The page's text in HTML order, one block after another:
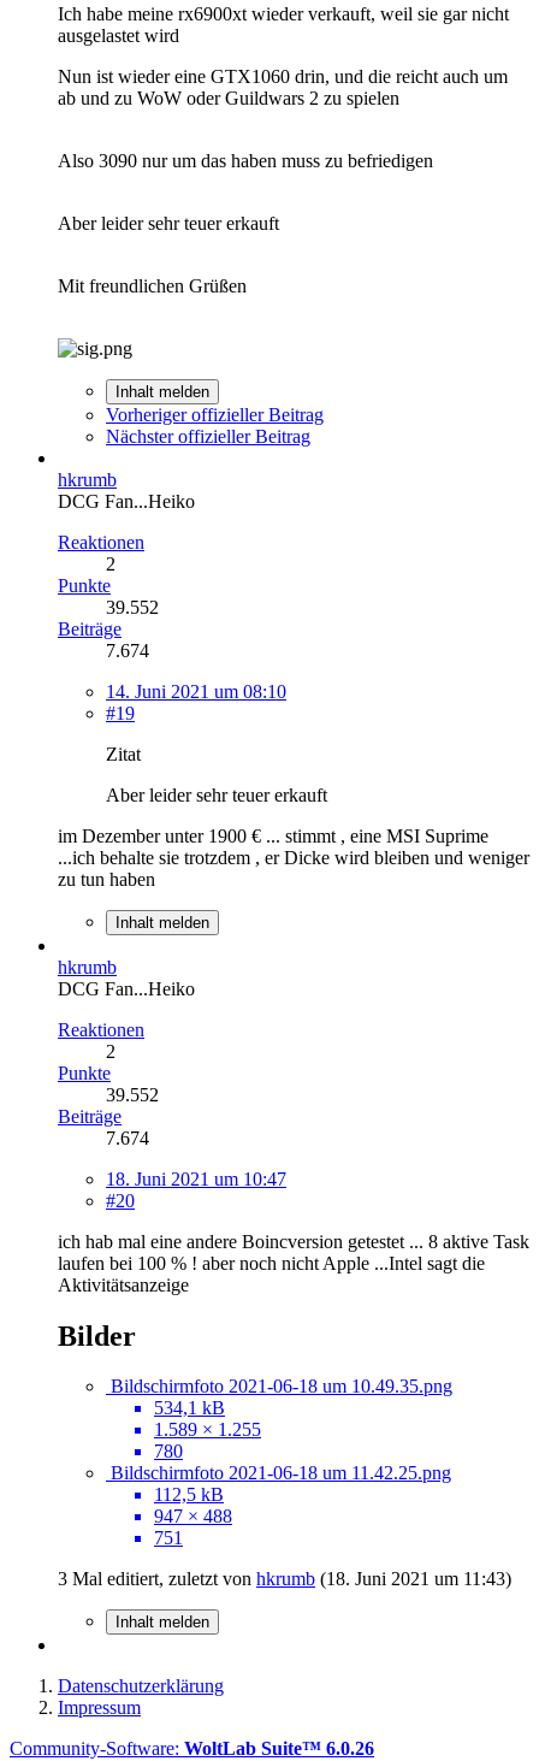
Ich habe meine rx6900xt wieder verkauft, weil sie gar nicht
ausgelastet wird
Nun ist wieder eine GTX1060 drin, und die reicht auch um
ab und zu WoW oder Guildwars 2 zu spielen
Also 3090 nur um das haben muss zu befriedigen
Aber leider sehr teuer erkauft
Mit freundlichen Grüßen
Inhalt melden
Vorheriger offizieller Beitrag
Nächster offizieller Beitrag
hkrumb
DCG Fan...Heiko
Reaktionen
2
Punkte
39.552
Beiträge
7.674
14. Juni 2021 um 08:10
#19
Zitat
Aber leider sehr teuer erkauft
im Dezember unter 1900 € ... stimmt , eine MSI Suprime
...ich behalte sie trotzdem , er Dicke wird bleiben und weniger
zu tun haben
Inhalt melden
hkrumb
DCG Fan...Heiko
Reaktionen
2
Punkte
39.552
Beiträge
7.674
18. Juni 2021 um 10:47
#20
ich hab mal eine andere Boincversion getestet ... 8 aktive Task
laufen bei 100 % ! aber noch nicht Apple ...Intel sagt die
Aktivitätsanzeige
Bilder
Bildschirmfoto 2021-06-18 um 10.49.35.png
534,1 kB
1.589 × 1.255
780
Bildschirmfoto 2021-06-18 um 11.42.25.png
112,5 kB
947 × 488
751
3 Mal editiert, zuletzt von hkrumb (18. Juni 2021 um 11:43)
Inhalt melden
Datenschutzerklärung
Impressum
Community-Software: WoltLab Suite™ 6.0.26